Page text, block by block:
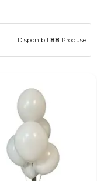
Disponibil 88 Produse